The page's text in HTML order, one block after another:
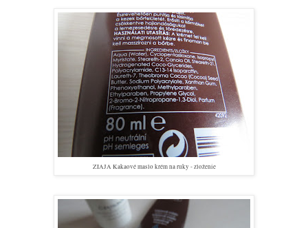
ZIAJA Kakaové maslo krém na ruky - zloženie